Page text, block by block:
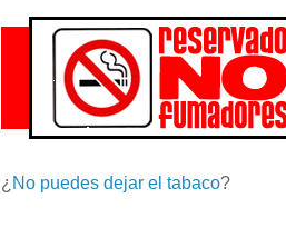
¿ No puedes dejar el tabaco?